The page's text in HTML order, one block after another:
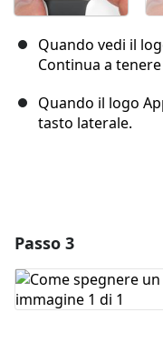
Quando vedi il
Continua a
Quando il logo
tasto laterale.
Aggiungi
Passo 3